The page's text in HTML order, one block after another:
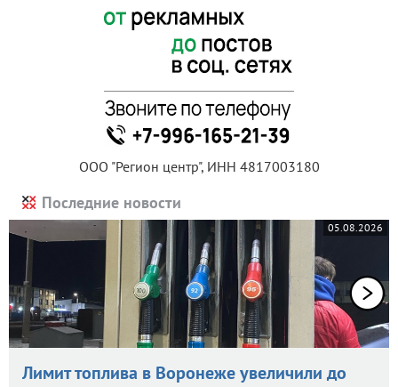
ООО "Регион центр", ИНН 4817003180
Последние новости
05.08.2026
Лимит топлива в Воронеже увеличили до